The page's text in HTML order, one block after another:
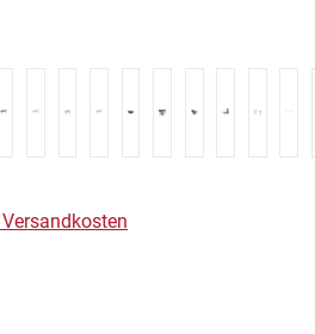
von 5 von 5 Sternen